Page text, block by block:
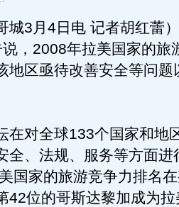
3月4日电 记者胡红蕾
，2008年拉美国家的旅
地区亟待改善安全等问题
对全球133个国家和地
全、法规、服务等方面进
国家的旅游竞争力排名
42位的哥斯达黎加成为